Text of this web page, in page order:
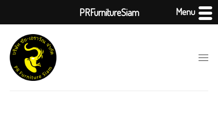
PRFurnitureSiam Menu